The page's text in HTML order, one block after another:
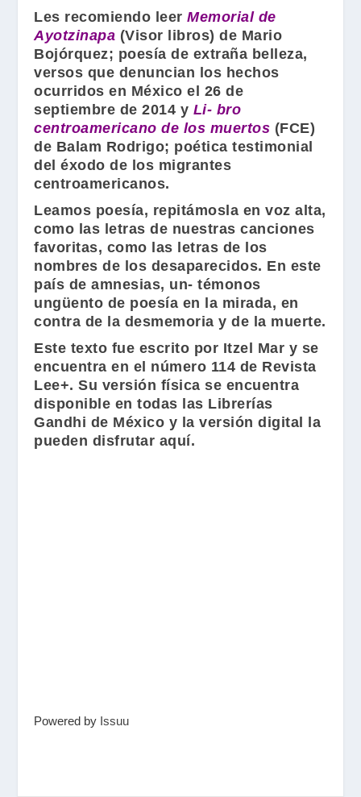
Les recomiendo leerMemorial de
Ayotzinapa (Visor libros) de Mario
Bojórquez; poesía de extraña belleza,
versos que denuncian los hechos
ocurridos en México el 26 de
septiembre de 2014 y Li- bro
centroamericano de los muertos (FCE)
de Balam Rodrigo; poética testimonial
del éxodo de los migrantes
centroamericanos.
Leamos poesía, repitámosla en voz alta,
como las letras de nuestras canciones
favoritas, como las letras de los
nombres de los desaparecidos. En este
país de amnesias, un- témonos
ungüento de poesía en la mirada, en
contra de la desmemoria y de la muerte.
Este texto fue escrito por Itzel Mar y se
encuentra en el número 114 de Revista
Lee+. Su versión física se encuentra
disponible en todas las Librerías
Gandhi de México y la versión digital la
pueden disfrutar aquí.
Powered by Issuu